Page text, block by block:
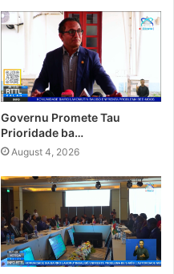
Governu Promete Tau
Prioridade ba…
August 4, 2026